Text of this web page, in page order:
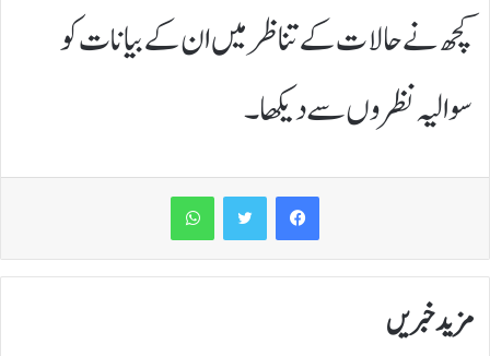
کچھ نے حالات کے تناظر میں ان کے بیانات کو
سوالیہ نظروں سے دیکھا۔
WhatsApp
مزید خبریں